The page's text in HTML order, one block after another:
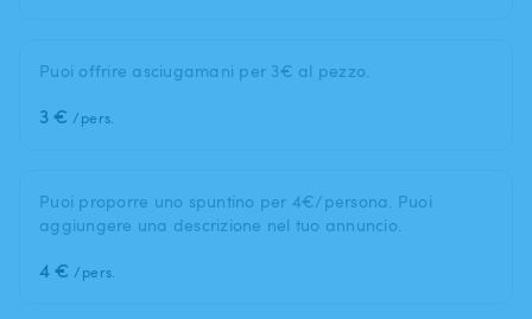
Puoi offrire asciugamani per 3€ al pezzo.
3 € /pers.
Puoi proporre uno spuntino per 4€/persona. Puoi
aggiungere una descrizione nel tuo annuncio.
4 € /pers.